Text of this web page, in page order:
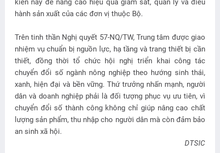
kiến này để nâng cao hiệu quả giám sát, quản lý và điều
hành sản xuất của các đơn vị thuộc Bộ.
Trên tinh thần Nghị quyết 57-NQ/TW, Trung tâm được giao
nhiệm vụ chuẩn bị nguồn lực, hạ tầng và trang thiết bị cần
thiết, đồng thời tổ chức hội nghị triển khai công tác
chuyển đổi số ngành nông nghiệp theo hướng sinh thái,
xanh, hiện đại và bền vững. Thứ trưởng nhấn mạnh, người
dân và doanh nghiệp phải là đối tượng phục vụ ưu tiên, vì
chuyển đổi số thành công không chỉ giúp nâng cao chất
lượng sản phẩm, thu nhập cho người dân mà còn đảm bảo
an sinh xã hội.
DTSIC